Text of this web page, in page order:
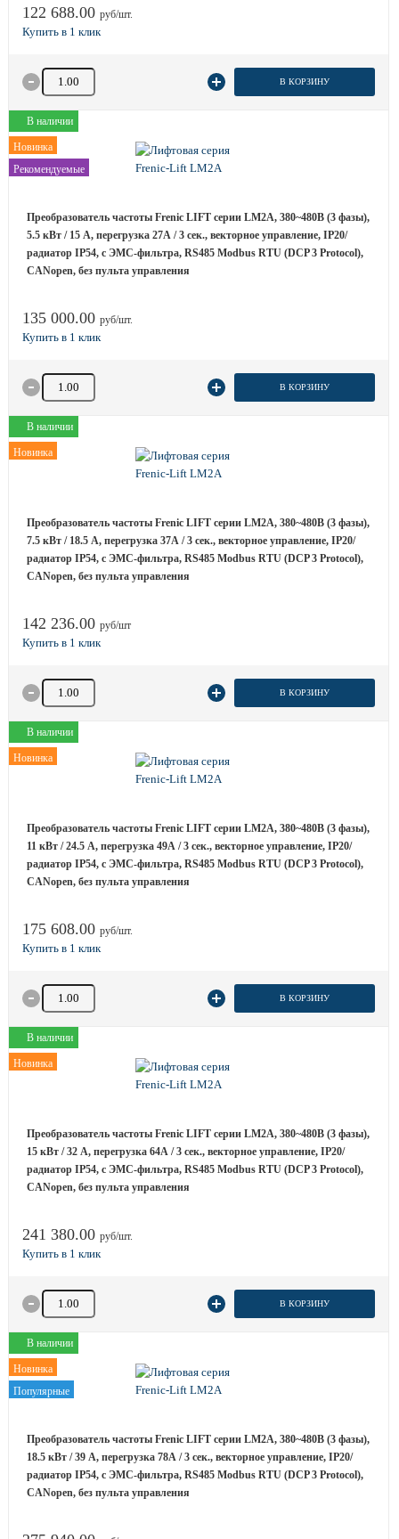
122 688.00 руб/шт.
Количество товара В КОРЗИНУ
В наличии
Новинка
Рекомендуемые
Преобразователь частоты Frenic LIFT серии LM2A, 380~480B (3 фазы),
5.5 кВт / 15 A, перегрузка 27А / 3 сек., векторное управление, IP20/
радиатор IP54, с ЭМС-фильтра, RS485 Modbus RTU (DCP 3 Protocol),
CANopen, без пульта управления
135 000.00 руб/шт.
Количество товара В КОРЗИНУ
В наличии
Новинка
Преобразователь частоты Frenic LIFT серии LM2A, 380~480B (3 фазы),
7.5 кВт / 18.5 A, перегрузка 37А / 3 сек., векторное управление, IP20/
радиатор IP54, с ЭМС-фильтра, RS485 Modbus RTU (DCP 3 Protocol),
CANopen, без пульта управления
142 236.00 руб/шт
Количество товара В КОРЗИНУ
В наличии
Новинка
Преобразователь частоты Frenic LIFT серии LM2A, 380~480B (3 фазы),
11 кВт / 24.5 A, перегрузка 49А / 3 сек., векторное управление, IP20/
радиатор IP54, с ЭМС-фильтра, RS485 Modbus RTU (DCP 3 Protocol),
CANopen, без пульта управления
175 608.00 руб/шт.
Количество товара В КОРЗИНУ
В наличии
Новинка
Преобразователь частоты Frenic LIFT серии LM2A, 380~480B (3 фазы),
15 кВт / 32 A, перегрузка 64А / 3 сек., векторное управление, IP20/
радиатор IP54, с ЭМС-фильтра, RS485 Modbus RTU (DCP 3 Protocol),
CANopen, без пульта управления
241 380.00 руб/шт.
Количество товара В КОРЗИНУ
В наличии
Новинка
Популярные
Преобразователь частоты Frenic LIFT серии LM2A, 380~480B (3 фазы),
18.5 кВт / 39 A, перегрузка 78А / 3 сек., векторное управление, IP20/
радиатор IP54, с ЭМС-фильтра, RS485 Modbus RTU (DCP 3 Protocol),
CANopen, без пульта управления